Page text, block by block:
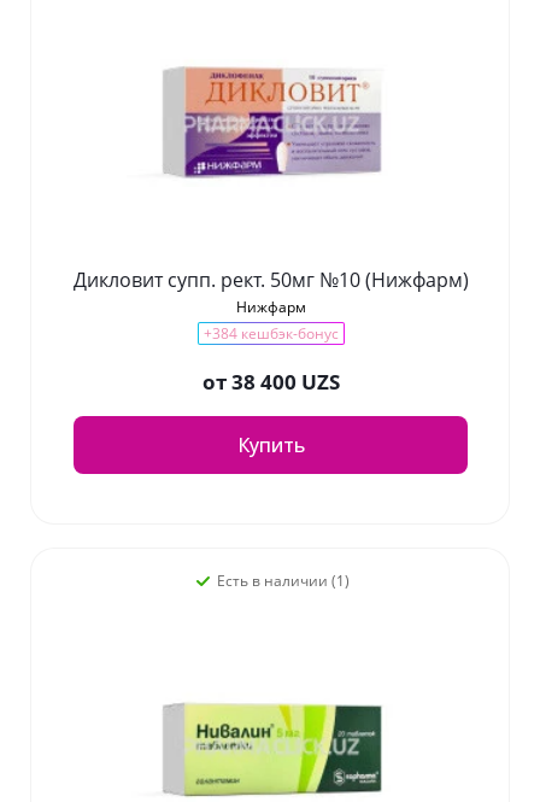
Дикловит супп. рект. 50мг №10 (Нижфарм)
Нижфарм
+384 кешбэк-бонус
от38 400 UZS
Купить
Есть в наличии (1)